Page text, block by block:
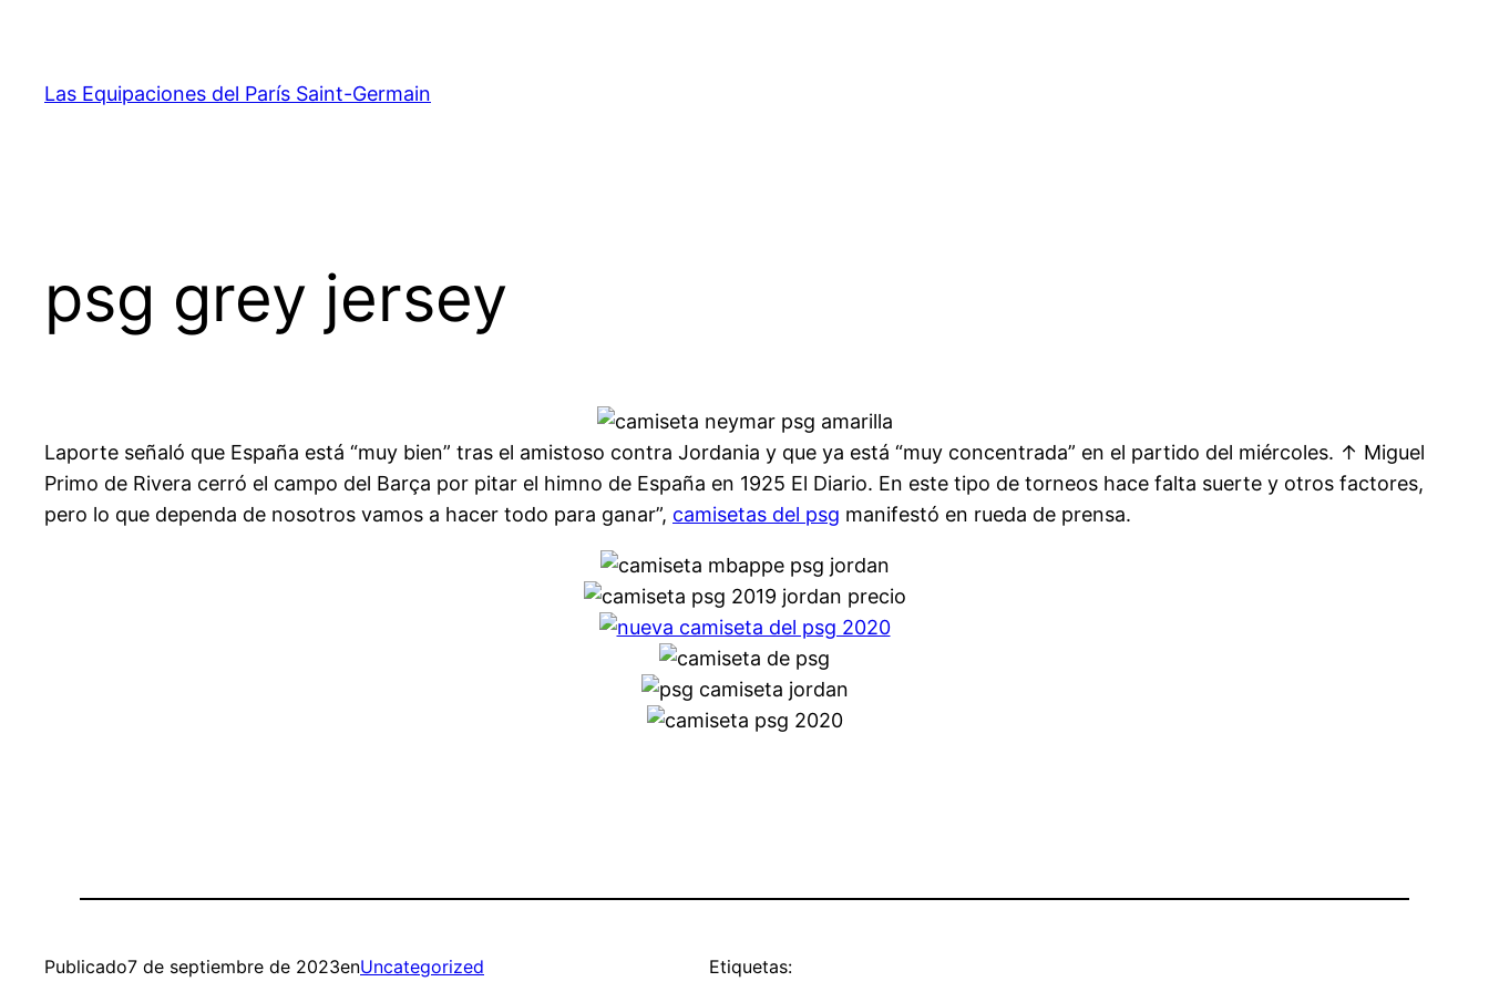
contenido
Las Equipaciones del París Saint-Germain
psg grey jersey
Laporte señaló que España está “muy bien” tras el amistoso contra Jordania y que ya está “muy concentrada” en el partido del miércoles. ↑ Miguel
Primo de Rivera cerró el campo del Barça por pitar el himno de España en 1925 El Diario. En este tipo de torneos hace falta suerte y otros factores,
pero lo que dependa de nosotros vamos a hacer todo para ganar”, camisetas del psg manifestó en rueda de prensa.
Publicado7 de septiembre de 2023enUncategorized Etiquetas: